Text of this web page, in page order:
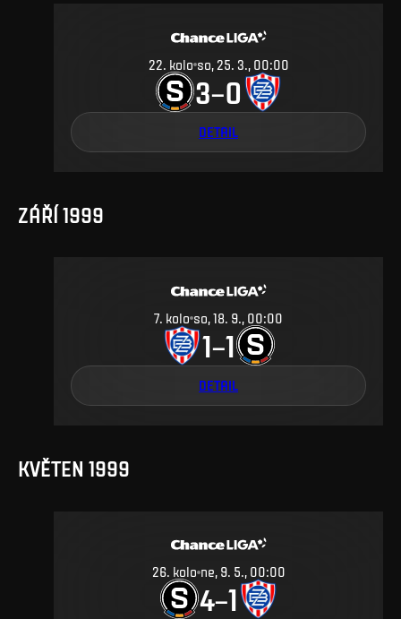
22 kolo so, 25. 3., 00:00
3–0
DETAIL
ZÁŘÍ 1999
7. kolo so, 18. 9., 00:00
1–1
DETAIL
KVĚTEN 1999
26. kolo ne, 9. 5., 00:00
4–1